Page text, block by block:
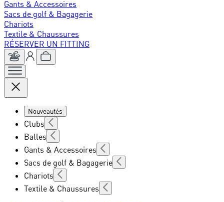
Gants & Accessoires
Sacs de golf & Bagagerie
Chariots
Textile & Chaussures
RÉSERVER UN FITTING
Nouveautés
Clubs
Balles
Gants & Accessoires
Sacs de golf & Bagagerie
Chariots
Textile & Chaussures